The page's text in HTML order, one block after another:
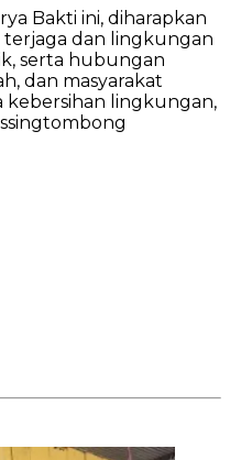
Bakti ini, diharapkan
terjaga dan lingkungan
serta hubungan
dan masyarakat
kebersihan lingkungan,